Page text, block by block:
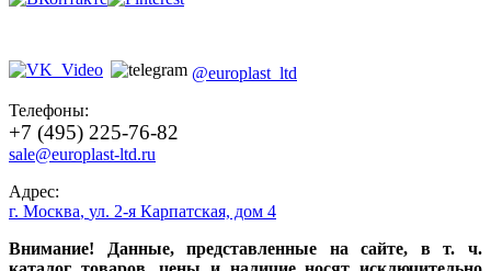
@europlast_ltd
Телефоны:
+7 (495) 225-76-82
sale@europlast-ltd.ru
Адрес:
г. Москва, ул. 2-я Карпатская, дом 4
Внимание! Данные, представленные на сайте, в т. ч.